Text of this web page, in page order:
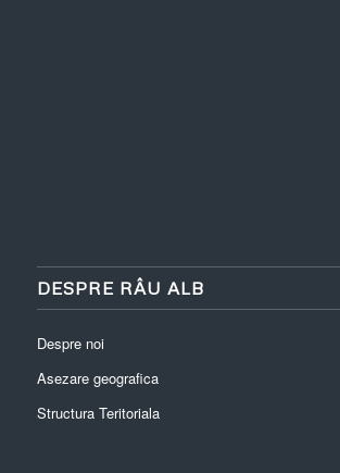
DESPRE RÂU ALB
Despre noi
Asezare geografica
Structura Teritoriala